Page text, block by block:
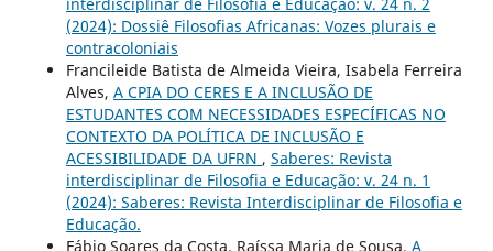
(2024): Dossiê Filosofias Africanas: Vozes plurais e
contracoloniais
Francileide Batista de Almeida Vieira, Isabela Ferreira
Alves, A CPIA DO CERES E A INCLUSÃO DE
ESTUDANTES COM NECESSIDADES ESPECÍFICAS NO
CONTEXTO DA POLÍTICA DE INCLUSÃO E
ACESSIBILIDADE DA UFRN , Saberes: Revista
interdisciplinar de Filosofia e Educação: v. 24 n. 1
(2024): Saberes: Revista Interdisciplinar de Filosofia e
Educação.
Fábio Soares da Costa, Raíssa Maria de Sousa, A